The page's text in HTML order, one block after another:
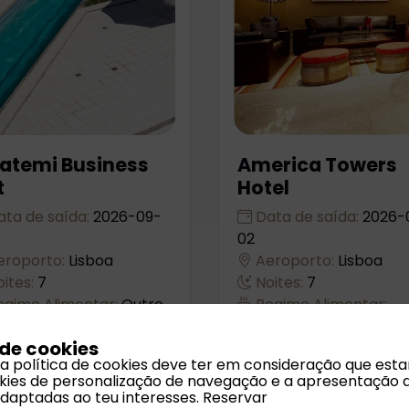
Business
de saída: 2026-09-
Lisboa
7
Alimentar:Outro
1302
Reserv
America Towers
Hotel
Data de saída:
02
Aeroporto: Lisboa
Noites: 7
Regime Alimentar:
Desde1296
cookies
política de cookies deve ter em consideração que
de personalização de navegação e a apresentação
ao teu interesses. Reservar